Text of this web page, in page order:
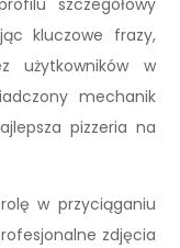
szczegółowy
kluczowe frazy,
użytkowników w
mechanik
pizzeria na
w przyciąganiu
zdjęcia